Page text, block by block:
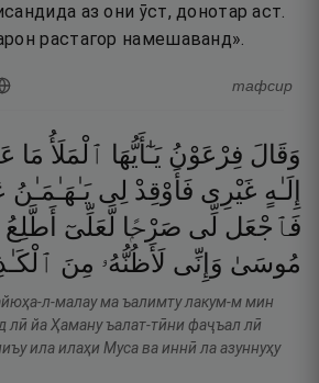
аз они ӯст, донотар аст.
растагор намешаванд».
тафсир
وَقَالَ فِرْعَوْنُ يَـٰٓأَيُّهَا ٱلْمَلَأُ مَا
إِلَـٰهٍ غَيْرِى فَأَوْقِدْ لِى يَـٰهَـٰمَـٰنُ
فَٱجْعَل لِّى صَرْحًۭا لَّعَلِّىٓ أَطَّلِعُ
مُوسَىٰ وَإِنِّى لَأَظُنُّهُۥ مِنَ
л-малау ма ъалимту лакум-м мин
лӣ йа Ҳаману ъалат-тӣни фаҷъал лӣ
ила илаҳи Муса ва иннӣ ла азуннуҳу